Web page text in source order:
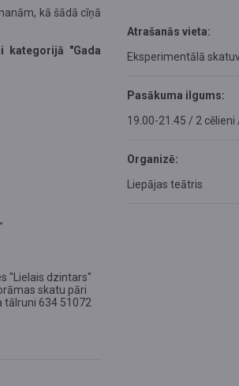
kā šādā cīņā
kategorijā "Gada
"Lielais dzintars"
skatu pāri
tālruni 634 51072
Atrašanās vieta:
Eksperimentālā
Pasākuma ilgums:
19.00-21.45 / 2
Organizē:
Liepājas teātris